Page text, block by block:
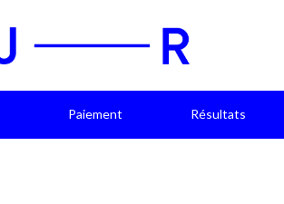
Paiement Résultats